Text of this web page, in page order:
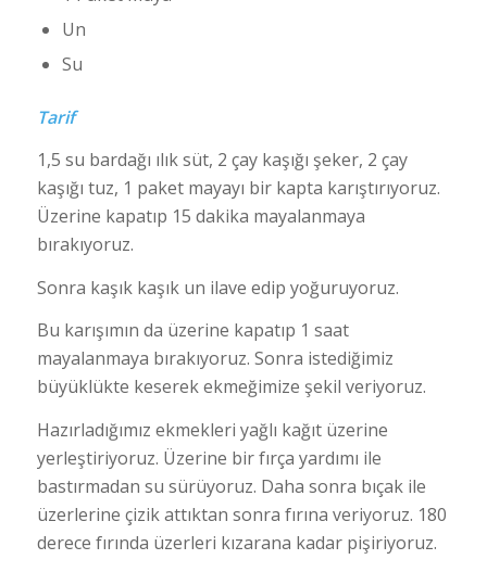
Un
Su
Tarif
1,5 su bardağı ılık süt, 2 çay kaşığı şeker, 2 çay
kaşığı tuz, 1 paket mayayı bir kapta karıştırıyoruz.
Üzerine kapatıp 15 dakika mayalanmaya
bırakıyoruz.
Sonra kaşık kaşık un ilave edip yoğuruyoruz.
Bu karışımın da üzerine kapatıp 1 saat
mayalanmaya bırakıyoruz. Sonra istediğimiz
büyüklükte keserek ekmeğimize şekil veriyoruz.
Hazırladığımız ekmekleri yağlı kağıt üzerine
yerleştiriyoruz. Üzerine bir fırça yardımı ile
bastırmadan su sürüyoruz. Daha sonra bıçak ile
üzerlerine çizik attıktan sonra fırına veriyoruz. 180
derece fırında üzerleri kızarana kadar pişiriyoruz.